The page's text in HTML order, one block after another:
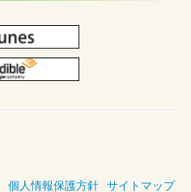
個人情報保護方針 サイトマップ